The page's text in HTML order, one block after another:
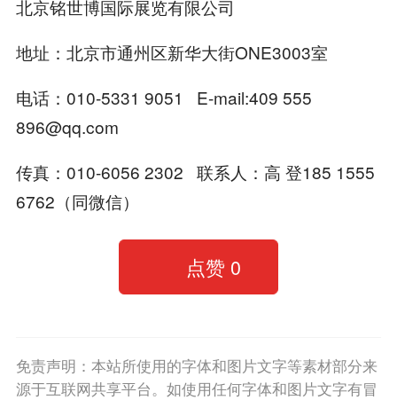
北京铭世博国际展览有限公司
地址：北京市通州区新华大街ONE3003室
电话：010-5331 9051 E-mail:409 555
896@qq.com
传真：010-6056 2302 联系人：高 登185 1555
6762（同微信）
点赞 0
免责声明：本站所使用的字体和图片文字等素材部分来
源于互联网共享平台。如使用任何字体和图片文字有冒